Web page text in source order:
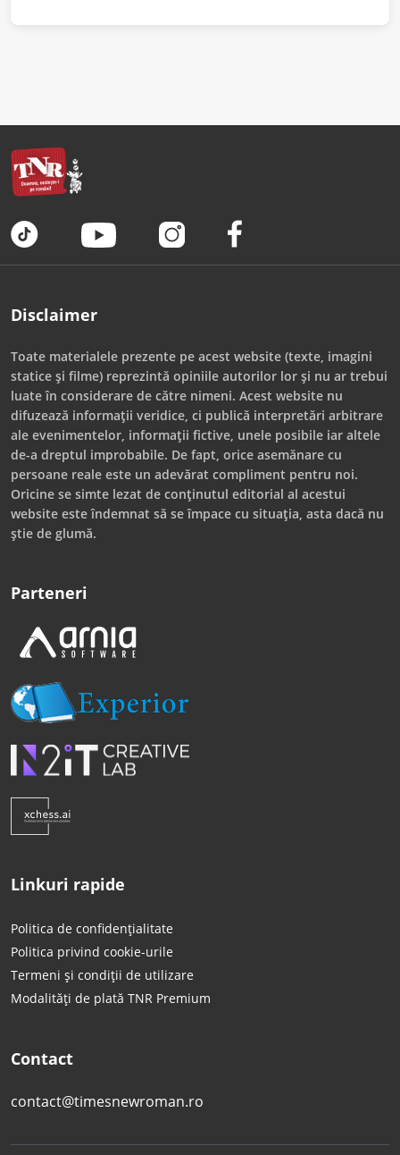
Disclaimer
Toate materialele prezente pe acest website (texte, imagini
statice și filme) reprezintă opiniile autorilor lor și nu ar trebui
luate în considerare de către nimeni. Acest website nu
difuzează informații veridice, ci publică interpretări arbitrare
ale evenimentelor, informații fictive, unele posibile iar altele
de-a dreptul improbabile. De fapt, orice asemănare cu
persoane reale este un adevărat compliment pentru noi.
Oricine se simte lezat de conținutul editorial al acestui
website este îndemnat să se împace cu situația, asta dacă nu
știe de glumă.
Parteneri
Linkuri rapide
Politica de confidențialitate
Politica privind cookie-urile
Termeni și condiții de utilizare
Modalități de plată TNR Premium
Contact
contact@timesnewroman.ro